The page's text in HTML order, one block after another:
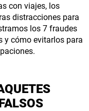
con viajes, los
distracciones para
los 7 fraudes
y cómo evitarlos para